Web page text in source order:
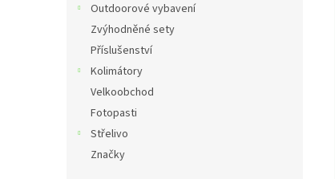
Outdoorové vybavení
Zvýhodněné sety
Příslušenství
Kolimátory
Velkoobchod
Fotopasti
Střelivo
Značky